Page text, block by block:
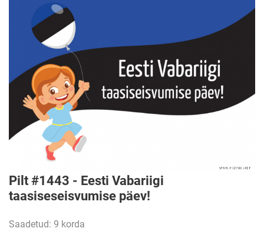
Pilt #1443 - Eesti Vabariigi
taasiseseisvumise päev!
Saadetud: 9 korda